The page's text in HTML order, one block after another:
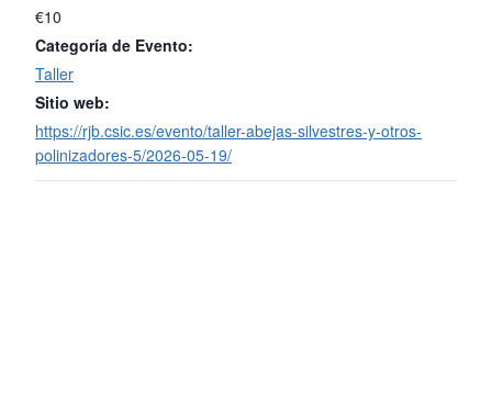
€10
Categoría de Evento:
Taller
Sitio web:
https://rjb.csic.es/evento/taller-abejas-silvestres-y-otros-
polinizadores-5/2026-05-19/